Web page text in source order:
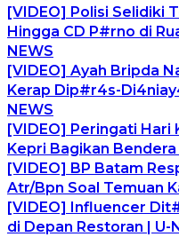
[VIDEO] Polisi Selidiki
Hingga CD P#rno di
NEWS
[VIDEO] Ayah Bripda
Kerap Dip#r4s-
NEWS
[VIDEO] Peringati Hari
Kepri Bagikan
[VIDEO] BP Batam
Atr/Bpn Soal Temuan
[VIDEO] Influencer
di Depan Restoran | U-